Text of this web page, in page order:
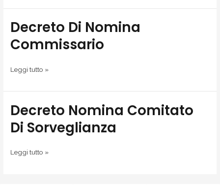
Decreto Di Nomina
Commissario
Decreto
nomina
Leggi tutto »
Decreto Nomina Comitato
Di Sorveglianza
Decreto
comitato
sorveglianza
Leggi tutto »